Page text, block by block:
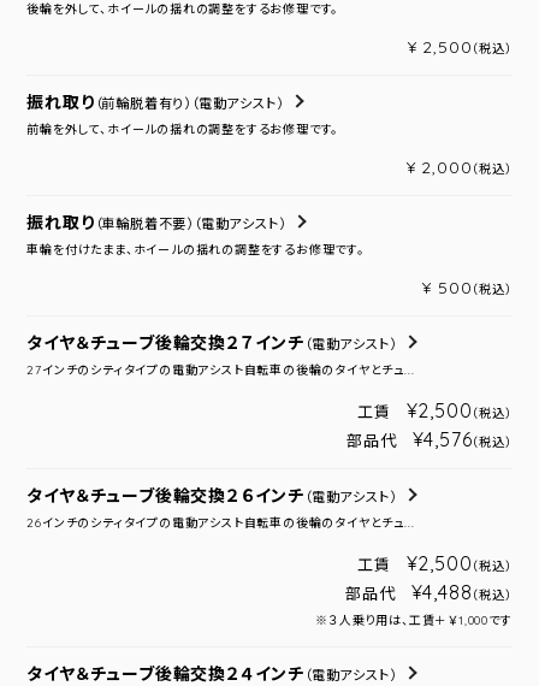
後輪を外して、ホイールの揺れの調整をするお修理です。
¥ 2,500 （税込）
振れ取り （前輪脱着有り） （電動アシスト）
前輪を外して、ホイールの揺れの調整をするお修理です。
¥ 2,000 （税込）
振れ取り （車輪脱着不要） （電動アシスト）
車輪を付けたまま、ホイールの揺れの調整をするお修理です。
¥ 500 （税込）
タイヤ＆チューブ後輪交換２７インチ （電動アシスト）
27インチのシティタイプの電動アシスト自転車の後輪のタイヤとチュ...
工賃 ¥2,500 （税込）
部品代 ¥4,576（税込）
タイヤ＆チューブ後輪交換２６インチ （電動アシスト）
26インチのシティタイプの電動アシスト自転車の後輪のタイヤとチュ...
工賃 ¥2,500 （税込）
部品代 ¥4,488 （税込）
※３人乗り用は、工賃＋￥1,000です
タイヤ＆チューブ後輪交換２４インチ （電動アシスト）